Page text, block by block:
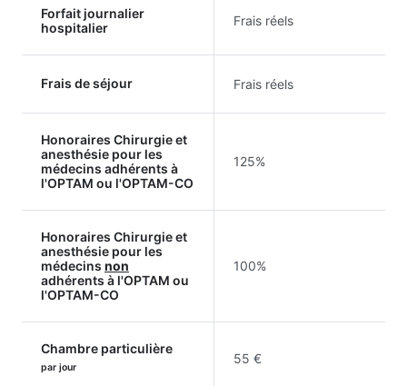
Forfait journalier
hospitalier
Frais réels
Frais de séjour Frais réels
Honoraires Chirurgie et
anesthésie pour les
médecins adhérents à
l'OPTAM ou l'OPTAM-CO
125%
Honoraires Chirurgie et
anesthésie pour les
médecins non
adhérents à l'OPTAM ou
l'OPTAM-CO
100%
Chambre particulière
par jour
55 €